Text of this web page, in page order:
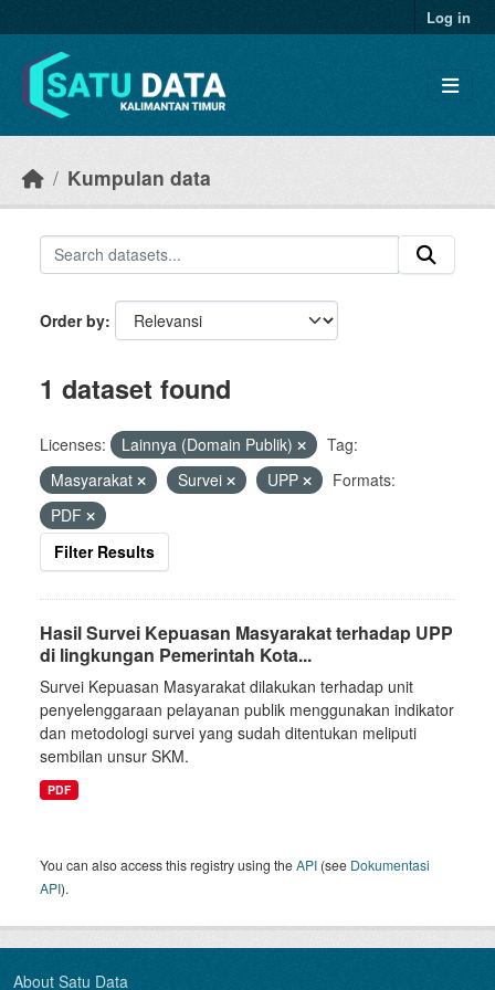
Log in
Kumpulan data
Order by
1 dataset found
Licenses: Lainnya (Domain Publik)
Tag:
Masyarakat
Survei UPP
Formats:
PDF
Filter Results
Hasil Survei Kepuasan Masyarakat terhadap UPP
di lingkungan Pemerintah Kota...
Survei Kepuasan Masyarakat dilakukan terhadap unit
penyelenggaraan pelayanan publik menggunakan indikator
dan metodologi survei yang sudah ditentukan meliputi
sembilan unsur SKM.
PDF
You can also access this registry using theAPI (see Dokumentasi
API).
About Satu Data